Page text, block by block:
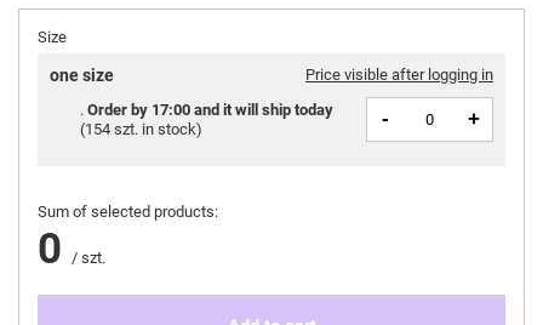
Size
one size
Price visible after logging in
Order by 17:00 and it will ship today
(154 szt. in stock) - +
Sum of selected products:
0 / szt.